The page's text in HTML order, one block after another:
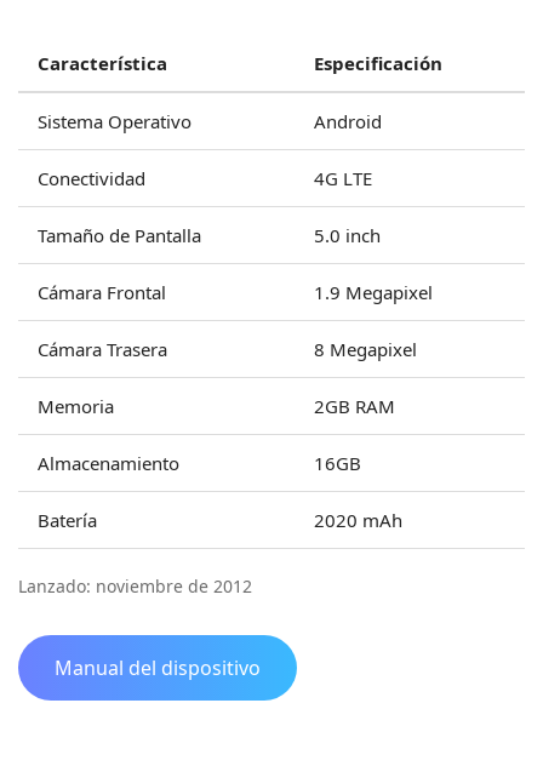
Característica Especificación
Sistema Operativo Android
Conectividad 4G LTE
Tamaño de Pantalla 5.0 inch
Cámara Frontal 1.9 Megapixel
Cámara Trasera 8 Megapixel
Memoria 2GB RAM
Almacenamiento 16GB
Batería 2020 mAh
Lanzado: noviembre de 2012
Manual del dispositivo